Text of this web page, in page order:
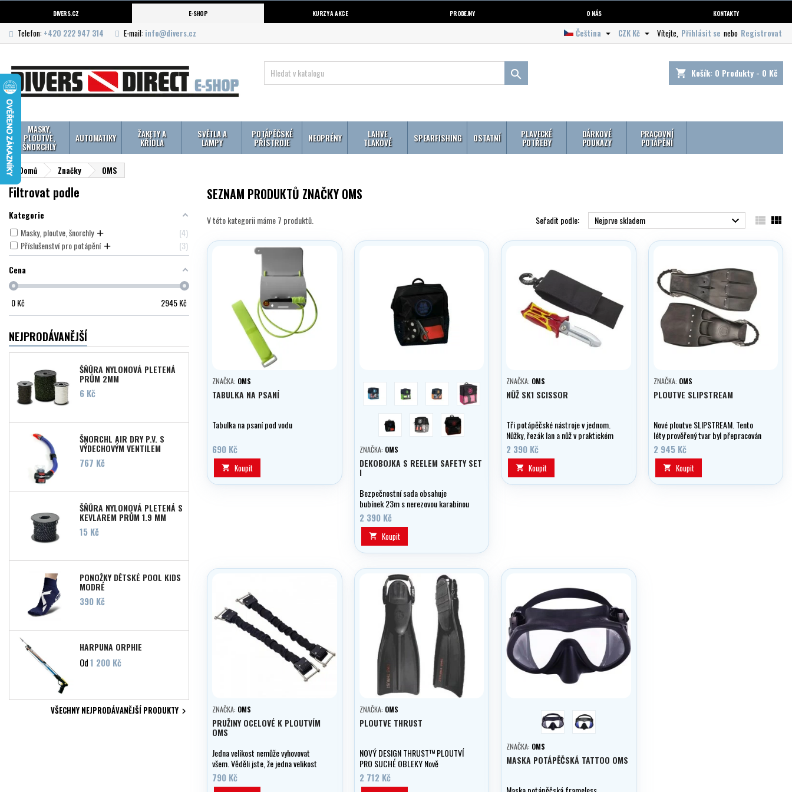
DIVERS.CZ E-SHOP KURZY A AKCE PRODEJNY O NÁS KONTAKTY
Telefon: +420 222 947 314 E-mail: info@divers.cz Vítejte, Přihlásit se nebo Registrovat
CZK Kč 
Čeština 
shopping_cart Košík: 0 Produkty - 0 Kč

MASKY,
PLOUTVE,
ŠNORCHLY
AUTOMATIKY ŽAKETY A
KŘÍDLA
SVĚTLA A
LAMPY
POTÁPĚČSKÉ
PŘÍSTROJE NEOPRÉNY LAHVE
TLAKOVÉ SPEARFISHING OSTATNÍ PLAVECKÉ
POTŘEBY
DÁRKOVÉ
POUKAZY
PRACOVNÍ
POTÁPĚNÍ
Domů Značky OMS
Filtrovat podle
Kategorie
Masky, ploutve, šnorchly
4
Příslušenství pro potápění
3
Cena
0Kč 2945Kč
NEJPRODÁVANĚJŠÍ
ŠŇŮRA NYLONOVÁ PLETENÁ
PRŮM 2MM
Cena
6 Kč
ŠNORCHL AIR DRY P.V. S
VÝDECHOVÝM VENTILEM
Cena
767 Kč
ŠŇŮRA NYLONOVÁ PLETENÁ S
KEVLAREM PRŮM 1,9 MM
Cena
15 Kč
PONOŽKY DĚTSKÉ POOL KIDS
MODRÉ
Cena
390 Kč
HARPUNA ORPHIE
OdCena
1 200 Kč
VŠECHNY NEJPRODÁVANĚJŠÍ PRODUKTY 
SEZNAM PRODUKTŮ ZNAČKY OMS
V této kategorii máme 7 produktů. Seřadit podle: Nejprve skladem   
ZNAČKA: OMS
TABULKA NA PSANÍ
Tabulka na psaní pod vodu
690 Kč
 Koupit
modrá zelená oranžová růžová
tmavě modrá
šedá vínová
ZNAČKA: OMS
DEKOBOJKA S REELEM SAFETY SET
I
Bezpečnostní sada obsahuje
bubínek 23m s nerezovou karabinou
a dekompresní bojku 1m, to vše
zabalené v kapse. Doprodej
2 390 Kč
 Koupit
ZNAČKA: OMS
NŮŽ SK1 SCISSOR
Tři potápěčské nástroje v jednom.
Nůžky, řezák lan a nůž v praktickém
pouzdře.
2 390 Kč
 Koupit
ZNAČKA: OMS
PLOUTVE SLIPSTREAM
Nové ploutve SLIPSTREAM. Tento
léty prověřený tvar byl přepracován
na ploutev mnohem lehčí (1
kg/ploutev).
2 945 Kč
 Koupit
ZNAČKA: OMS
PRUŽINY OCELOVÉ K PLOUTVÍM
OMS
Jedna velikost nemůže vyhovovat
všem. Věděli jste, že jedna velikost
pružin může způsobit nadměrné
roztažení pružiny, když si vezmete
790 Kč
ZNAČKA: OMS
PLOUTVE THRUST
NOVÝ DESIGN THRUST™ PLOUTVÍ
PRO SUCHÉ OBLEKY Nově
přepracované ploutve THRUST jsou
speciálně navrženy pro použití s
2 712 Kč
UC UV
ZNAČKA: OMS
MASKA POTÁPĚČSKÁ TATTOO OMS